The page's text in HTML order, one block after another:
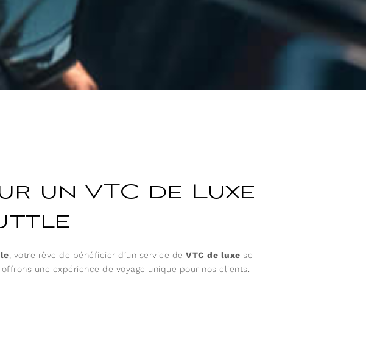
un VTC de Luxe
, votre rêve de bénéficier d’un service deVTC de luxe se
une expérience de voyage unique pour nos clients.